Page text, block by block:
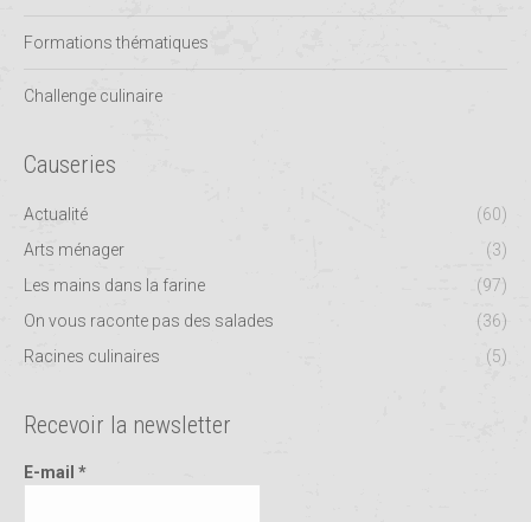
Formations thématiques
Challenge culinaire
Causeries
Actualité
(60)
Arts ménager
(3)
Les mains dans la farine
(97)
On vous raconte pas des salades
(36)
Racines culinaires
(5)
Recevoir la newsletter
E-mail *